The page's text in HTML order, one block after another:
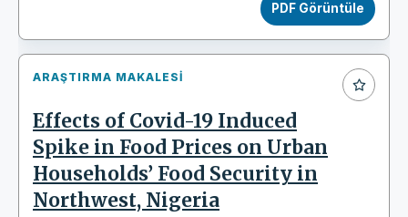
PDF Görüntüle
ARAŞTIRMA MAKALESI
Effects of Covid-19 Induced
Spike in Food Prices on Urban
Households’ Food Security in
Northwest, Nigeria